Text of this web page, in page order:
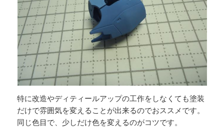
特に改造やディティールアップの工作をしなくても塗装
だけで雰囲気を変えることが出来るのでおススメです。
同じ色目で、少しだけ色を変えるのがコツです。